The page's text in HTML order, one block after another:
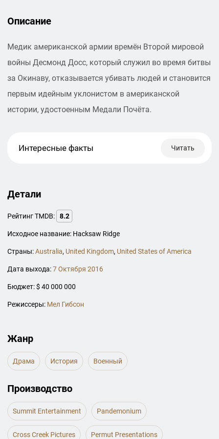
Описание
Медик американской армии времён Второй мировой
войны Десмонд Досс, который служил во время битвы
за Окинаву, отказывается убивать людей и становится
первым идейным уклонистом в американской
истории, удостоенным Медали Почёта.
Интересные факты Читать
Детали
Рейтинг TMDB: 8.2
Исходное название: Hacksaw Ridge
Страны:Australia, United Kingdom, United States of America
Дата выхода:7 Октября 2016
Бюджет: $ 40 000 000
Режиссеры: Мел Гибсон
Жанр
Драма История Военный
Производство
Summit Entertainment Pandemonium
Cross Creek Pictures Permut Presentations